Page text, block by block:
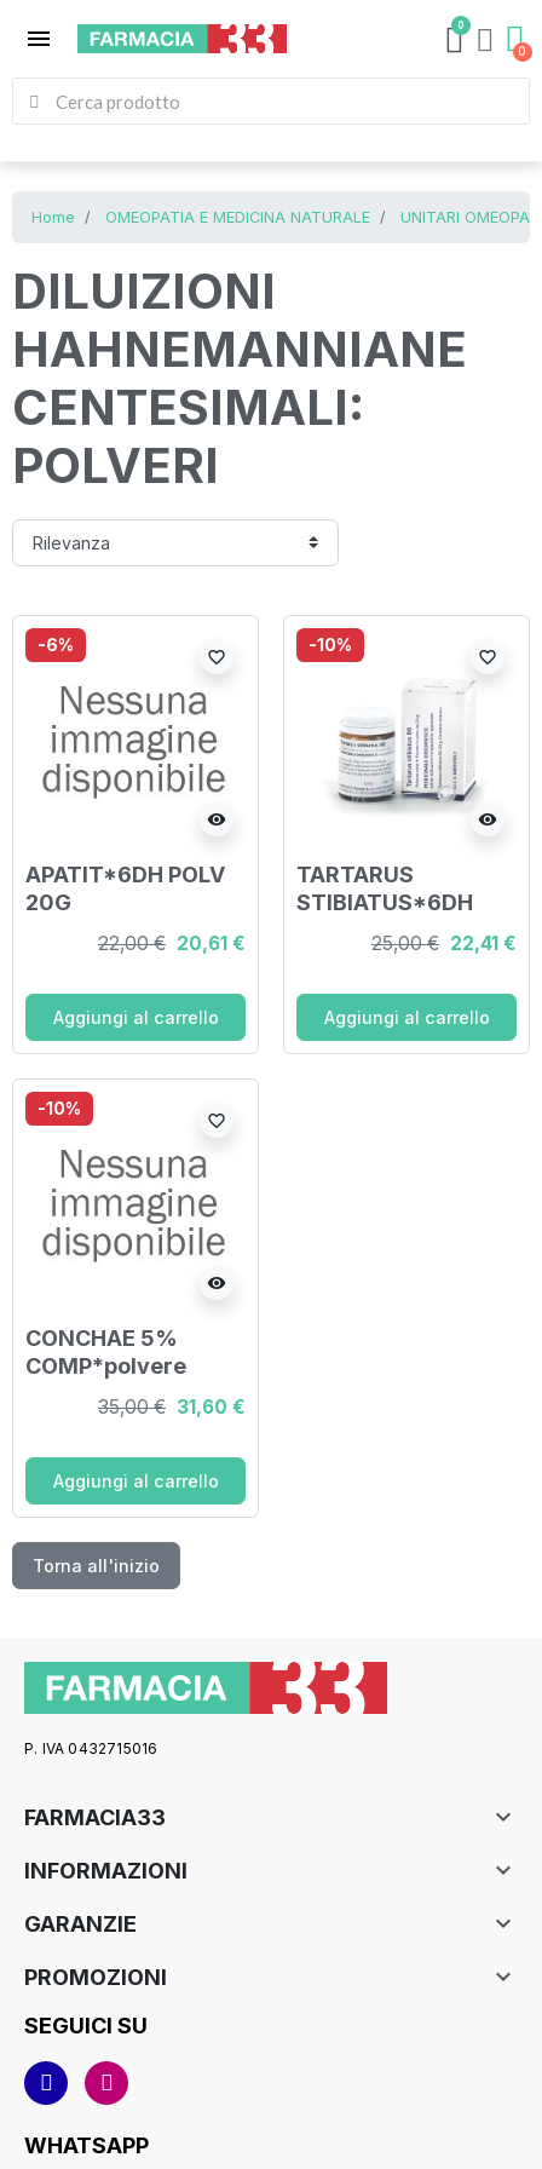
menu 0
Home OMEOPATIA E MEDICINA NATURALE UNITARI
DILUIZIONI
HAHNEMANNIANE
CENTESIMALI:
POLVERI
-6%
visibility
favorite_border
APATIT*6DH POLV
20G
22,00 € 20,61 €
Aggiungi al carrello
-10%
visibility
favorite_border
TARTARUS
STIBIATUS*6DH
POLV20G
25,00 € 22,41 €
Aggiungi al carrello
-10%
visibility
favorite_border
CONCHAE 5%
COMP*polvere
orale flacone 45 g
35,00 € 31,60 €
Aggiungi al carrello
Torna all'inizio
P. IVA 0432715016
FARMACIA33 
INFORMAZIONI 
GARANZIE 
PROMOZIONI 
SEGUICI SU
WHATSAPP